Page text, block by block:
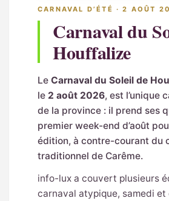
CARNAVAL D’ÉTÉ · 2 AOÛT
Carnaval du
Houffalize
Le Carnaval du Soleil de
le 2 août 2026, est l’unique
de la province : il prend ses
premier week-end d’août
édition, à contre-courant du
traditionnel de Carême.
info-lux a couvert plusieurs
carnaval atypique, samedi et